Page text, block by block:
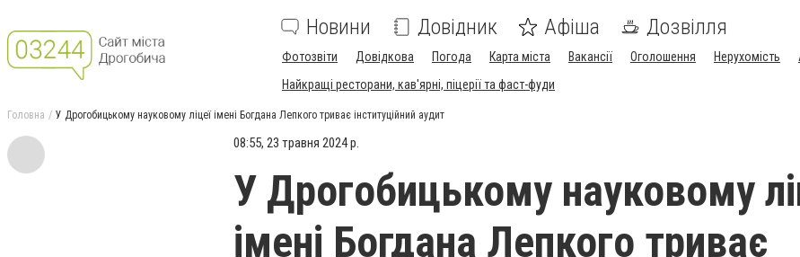
Новини Довідник Афіша Дозвілля
Фотозвіти Довідкова Погода Карта міста Вакансії Оголошення Нерухомість
Найкращі ресторани, кав'ярні, піцерії та фаст-фуди
Головна У Дрогобицькому науковому ліцеї імені Богдана Лепкого триває інституційний аудит
08:55, 23 травня 2024 р.
У Дрогобицькому науковому
імені Богдана Лепкого триває